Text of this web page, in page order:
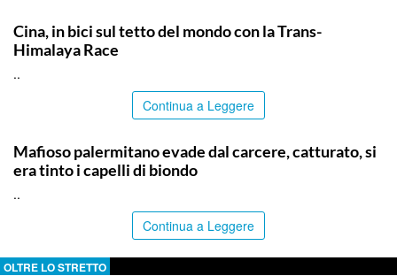
Cina, in bici sul tetto del mondo con la Trans-
Himalaya Race
..
Continua a Leggere
Mafioso palermitano evade dal carcere, catturato, si
era tinto i capelli di biondo
..
Continua a Leggere
OLTRE LO STRETTO